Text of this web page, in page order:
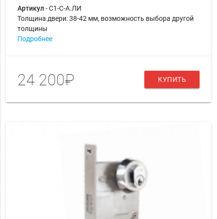
Артикул- С1-С-А.ЛИ
Толщина двери: 38-42 мм, возможность выбора другой
толщины
Подробнее
24 200₽ КУПИТЬ